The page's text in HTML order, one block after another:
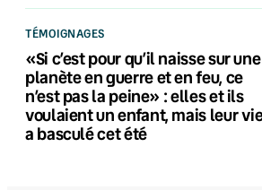
TÉMOIGNAGES
«Si c’est pour qu’il naisse sur une
planète en guerre et en feu, ce
n’est pas la peine» : elles et ils
voulaient un enfant, mais leur
a basculé cet été